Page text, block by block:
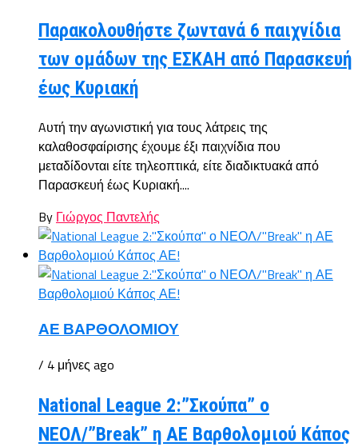
Παρακολουθήστε ζωντανά 6 παιχνίδια
των ομάδων της ΕΣΚΑΗ από Παρασκευή
έως Κυριακή
Aυτή την αγωνιστική για τους λάτρεις της
καλαθοσφαίρισης έχουμε έξι παιχνίδια που
μεταδίδονται είτε τηλεοπτικά, είτε διαδικτυακά από
Παρασκευή έως Κυριακή....
By Γιώργος Παντελής
ΑΕ ΒΑΡΘΟΛΟΜΙΟΥ
/ 4 μήνες ago
National League 2:”Σκούπα” ο
ΝΕΟΛ/”Break” η ΑΕ Βαρθολομιού Κάπος